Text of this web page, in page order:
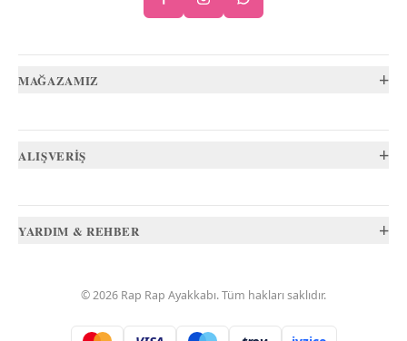
MAĞAZAMIZ +
ALIŞVERİŞ +
YARDIM & REHBER +
©2026 Rap Rap Ayakkabı. Tüm hakları saklıdır.
.